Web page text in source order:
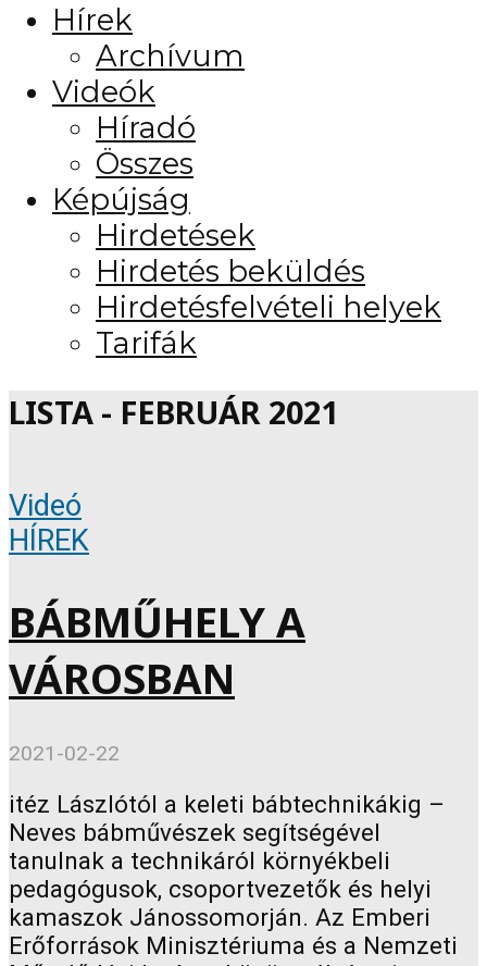
Hírek
Archívum
Videók
Híradó
Összes
Képújság
Hirdetések
Hirdetés beküldés
Hirdetésfelvételi helyek
Tarifák
LISTA - FEBRUÁR 2021
Videó
HÍREK
BÁBMŰHELY A
VÁROSBAN
2021-02-22
itéz Lászlótól a keleti bábtechnikákig –
Neves bábművészek segítségével
tanulnak a technikáról környékbeli
pedagógusok, csoportvezetők és helyi
kamaszok Jánossomorján. Az Emberi
Erőforrások Minisztériuma és a Nemzeti